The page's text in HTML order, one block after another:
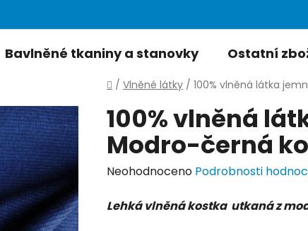
Bavlněné tkaniny a stanovky Ostatní
Domů
/ Vlněné látky / 100% vlněná látka
100% vlněná
Modro-černá
Průměrné
produktu
Neohodnoceno Podrobnosti
Lehká vlněná kostka utkaná z